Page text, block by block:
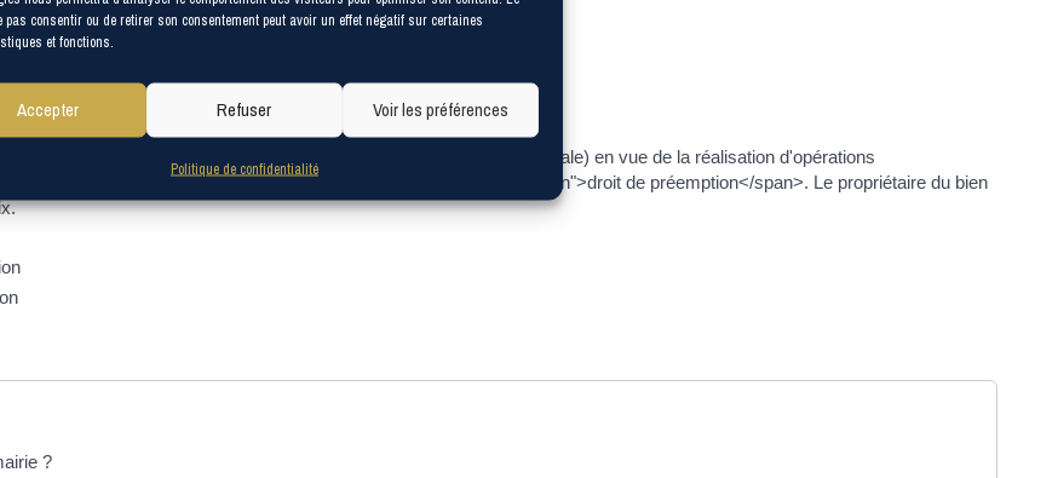
pas consentir ou de retirer son consentement peut avoir un effet négatif sur certaines
et fonctions.
Accepter Refuser Voir les préférences
Politique de confidentialité
ministre)
(commune ou établissement public de coopération intercommunale) en vue de la réalisation d'opérations
cette collectivité. C'est ce que l'on appelle le <span class="expression">droit de préemption</span>. Le propriétaire du bien
?